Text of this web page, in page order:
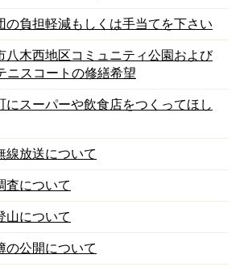
の負担軽減もしくは手当てを下さい
八木西地区コミュニティ公園および
ニスコートの修繕希望
にスーパーや飲食店をつくってほし
線放送について
査について
山について
の公開について